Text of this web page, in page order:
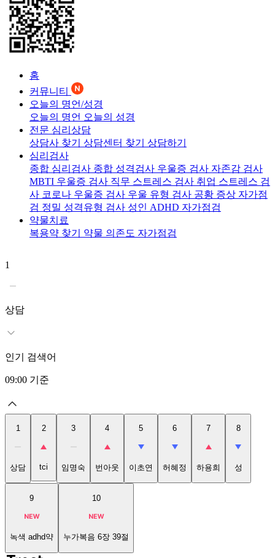
홈
커뮤니티
오늘의 명언/성경
오늘의 명언 오늘의 성경
전문 심리상담
상담사 찾기 상담센터 찾기 상담하기
심리검사
종합 심리검사 종합 성격검사 우울증 검사 자존감 검사
MBTI 우울증 검사 직무 스트레스 검사 취업 스트레스 검
사 코로나 우울증 검사 우울 유형 검사 공황 증상 자가점
검 정밀 성격유형 검사 성인 ADHD 자가점검
약물치료
복용약 찾기 약물 의존도 자가점검
1
상담
인기 검색어
09:00 기준
1
상담
2
tci
3
임명숙
4
번아웃
5
이초연
6
허혜정
7
하용희
8
성
9
녹색 adhd약
10
누가복음 6장 39절